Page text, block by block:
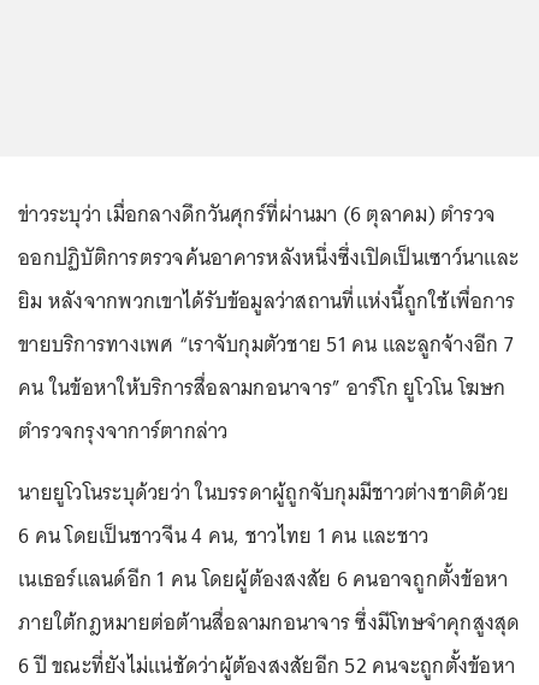
ข่าวระบุว่า เมื่อกลางดึกวันศุกร์ที่ผ่านมา (6 ตุลาคม) ตำรวจ
ออกปฏิบัติการตรวจค้นอาคารหลังหนึ่งซึ่งเปิดเป็นเซาว์นาและ
ยิม หลังจากพวกเขาได้รับข้อมูลว่าสถานที่แห่งนี้ถูกใช้เพื่อการ
ขายบริการทางเพศ “เราจับกุมตัวชาย 51 คน และลูกจ้างอีก 7
คน ในข้อหาให้บริการสื่อลามกอนาจาร” อาร์โก ยูโวโน โฆษก
ตำรวจกรุงจาการ์ตากล่าว
นายยูโวโนระบุด้วยว่า ในบรรดาผู้ถูกจับกุมมีชาวต่างชาติด้วย
6 คน โดยเป็นชาวจีน 4 คน, ชาวไทย 1 คน และชาว
เนเธอร์แลนด์อีก 1 คน โดยผู้ต้องสงสัย 6 คนอาจถูกตั้งข้อหา
ภายใต้กฎหมายต่อต้านสื่อลามกอนาจาร ซึ่งมีโทษจำคุกสูงสุด
6 ปี ขณะที่ยังไม่แน่ชัดว่าผู้ต้องสงสัยอีก 52 คนจะถูกตั้งข้อหา